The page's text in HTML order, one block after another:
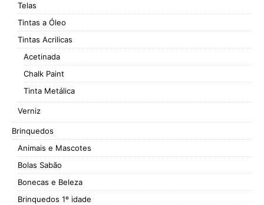
Telas
Tintas a Óleo
Tintas Acrilicas
Acetinada
Chalk Paint
Tinta Metálica
Verniz
Brinquedos
Animais e Mascotes
Bolas Sabão
Bonecas e Beleza
Brinquedos 1º idade